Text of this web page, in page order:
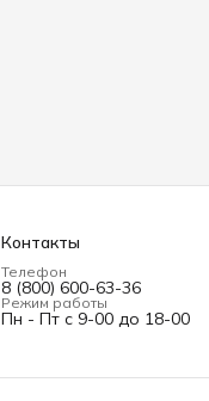
Контакты
Телефон
8 (800) 600-63-36
Режим работы
Пн - Пт с 9-00 до 18-00